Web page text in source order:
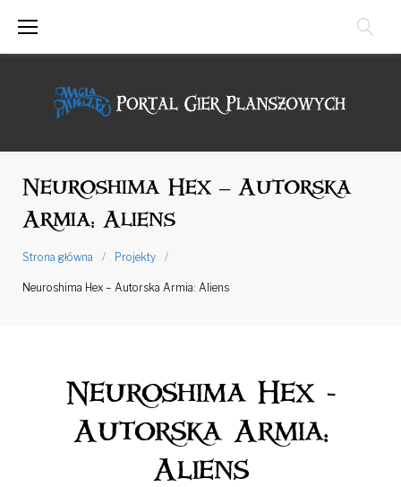
Neuroshima Hex – Autorska
Armia: Aliens
Strona główna / Projekty /
Neuroshima Hex – Autorska Armia: Aliens
Neuroshima Hex -
Autorska Armia:
Aliens